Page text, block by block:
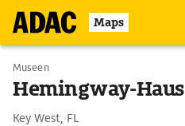
Maps
Museen
Hemingway-Haus
Key West, FL